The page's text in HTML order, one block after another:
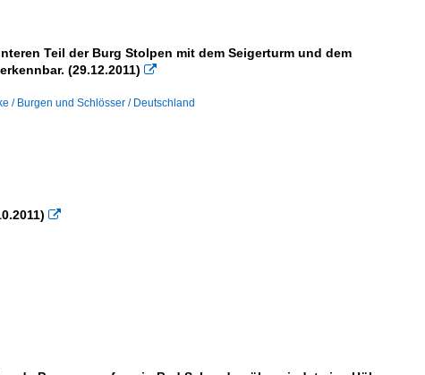
Teil der Burg Stolpen mit dem Seigerturm und dem
(29.12.2011) 
/ Burgen und Schlösser / Deutschland
